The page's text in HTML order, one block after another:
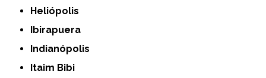
Heliópolis
Ibirapuera
Indianópolis
Itaim Bibi